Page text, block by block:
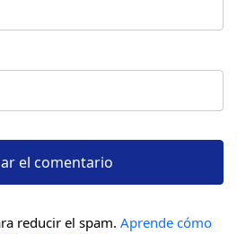
reducir el spam. Aprende cómo